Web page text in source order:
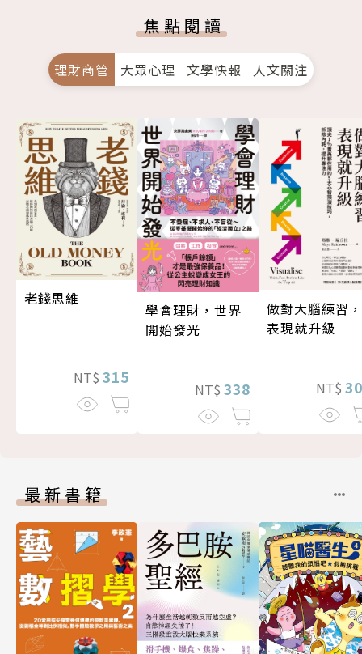
焦點閱讀
理財商管 大眾心理 文學快報 人文關注
老錢思維
NT$ 315
學會理財，世界
開始發光
NT$ 338
做對大腦練習，
表現就升級
NT$
最新書籍